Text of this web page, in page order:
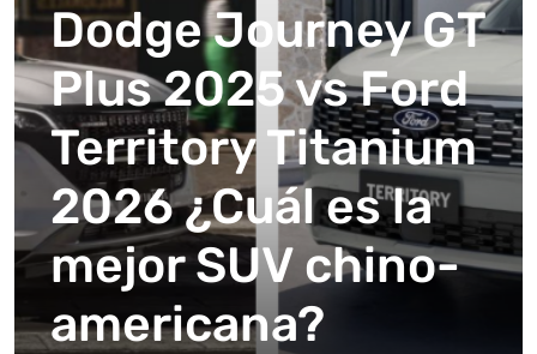
Dodge Journey GT
Plus 2025 vs Ford
Territory Titanium
2026 ¿Cuál es la
mejor SUV chino-
americana?